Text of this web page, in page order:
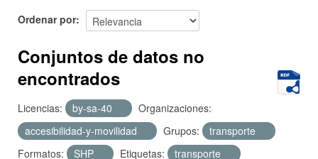
Acerca de
Ordenar por
Conjuntos de datos no
encontrados
Licencias: by-sa-40
Organizaciones:
accesibilidad-y-movilidad
Grupos:
transporte
Formatos:
SHP Etiquetas:
transporte